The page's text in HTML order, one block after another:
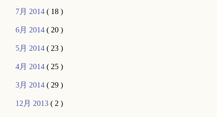
7月 2014( 18 )
6月 2014( 20 )
5月 2014( 23 )
4月 2014( 25 )
3月 2014( 29 )
12月 2013( 2 )